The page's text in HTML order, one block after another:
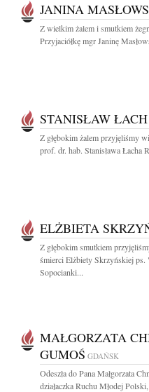
JANINA
Z wielkim żalem i smutkiem
Przyjaciółkę mgr Janinę
STANISŁAW ŁACH
Z głębokim żalem przyjęliśmy
prof. dr. hab. Stanisława Łacha
ELŻBIETA
Z głębokim smutkiem
śmierci Elżbiety Skrzyńskiej ps.
Sopocianki...
MAŁGORZATA
GUMOŚ GDAŃSK
Odeszła do Pana Małgorzata
działaczka Ruchu Młodej